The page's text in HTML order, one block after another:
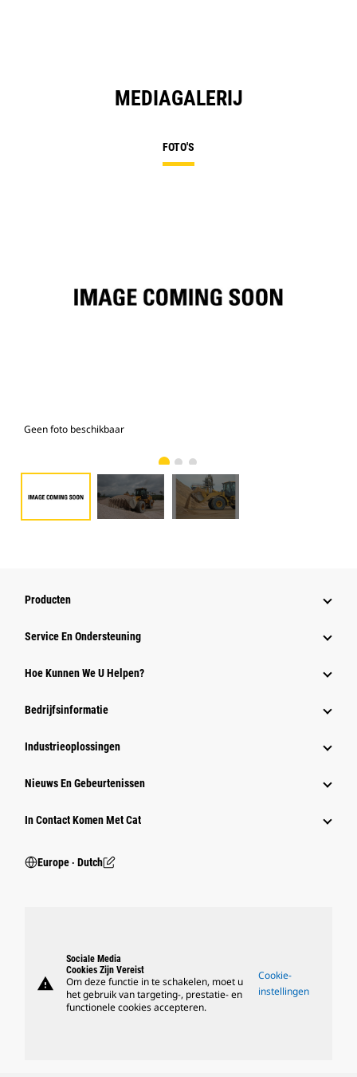
MEDIAGALERIJ
FOTO'S
Geen foto beschikbaar
Producten
Service En Ondersteuning
Hoe Kunnen We U Helpen?
Bedrijfsinformatie
Industrieoplossingen
Nieuws En Gebeurtenissen
In Contact Komen Met Cat
Europe ‧ Dutch
warning
Sociale Media
Cookies Zijn Vereist
Om deze functie in te schakelen, moet u
het gebruik van targeting-, prestatie- en
functionele cookies accepteren.
Cookie-
instellingen